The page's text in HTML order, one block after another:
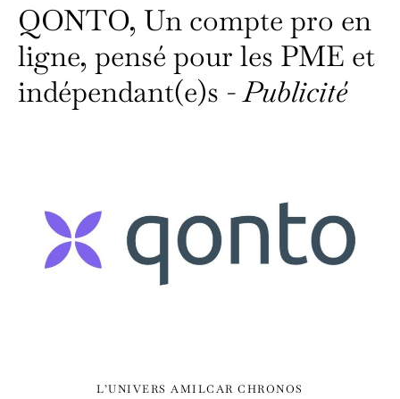
QONTO, Un compte pro en
ligne, pensé pour les PME et
indépendant(e)s -Publicité
L’UNIVERS AMILCAR CHRONOS